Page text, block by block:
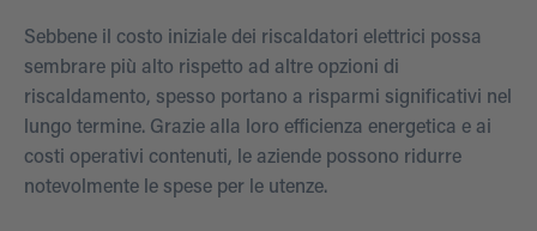
Sebbene il costo iniziale dei riscaldatori elettrici possa
sembrare più alto rispetto ad altre opzioni di
riscaldamento, spesso portano a risparmi significativi nel
lungo termine. Grazie alla loro efficienza energetica e ai
costi operativi contenuti, le aziende possono ridurre
notevolmente le spese per le utenze.